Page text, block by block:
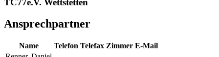
TC77e.V. Wettstetten
Ansprechpartner
Name Telefon Telefax Zimmer E-Mail